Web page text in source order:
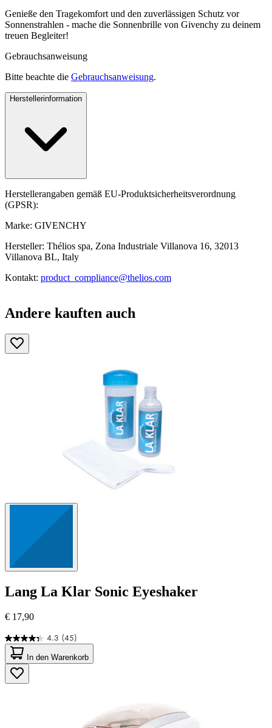
Genieße den Tragekomfort und den zuverlässigen Schutz vor
Sonnenstrahlen - mache die Sonnenbrille von Givenchy zu deinem
treuen Begleiter!
Gebrauchsanweisung
Bitte beachte die Gebrauchsanweisung.
Herstellerinformation
Herstellerangaben gemäß EU-Produktsicherheitsverordnung
(GPSR):
Marke: GIVENCHY
Hersteller: Thélios spa, Zona Industriale Villanova 16, 32013
Villanova BL, Italy
Kontakt: product_compliance@thelios.com
Andere kauften auch
Lang La Klar Sonic Eyeshaker
€ 17,90
4.3 (45)
4.3
von
5
Sternen.
45
In den Warenkorb